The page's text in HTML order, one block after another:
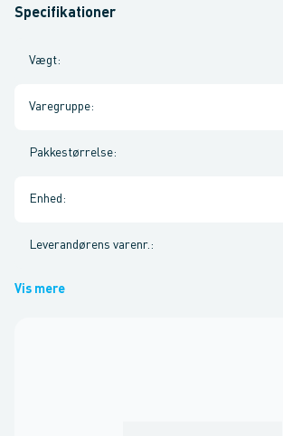
Specifikationer
Vægt:
Varegruppe:
Pakkestørrelse:
Enhed :
Leverandørens varenr. :
Vis mere